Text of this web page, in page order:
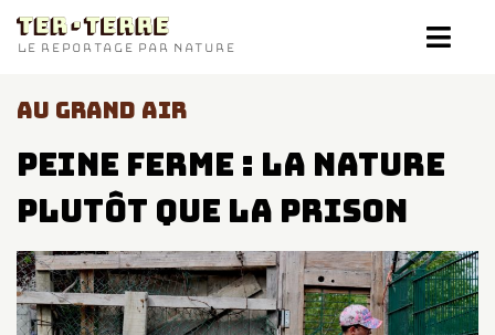
LE REPORTAGE PAR NATURE
AU GRAND AIR
Peine ferme : la nature
plutôt que la prison